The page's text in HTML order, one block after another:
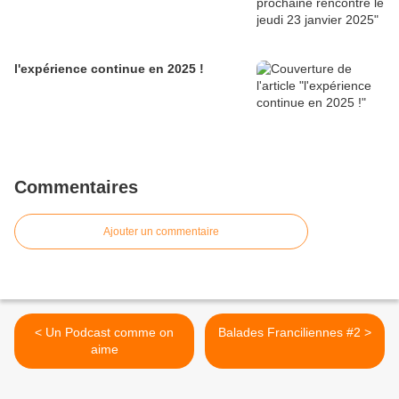
l'expérience continue en 2025 !
Commentaires
Ajouter un commentaire
< Un Podcast comme on
aime
Balades Franciliennes #2 >